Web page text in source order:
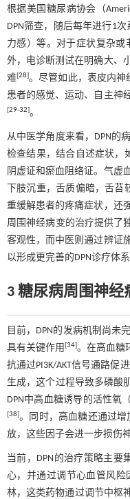
根据美国糖尿病协会（
DPN筛查，随后每年进行1
力感）等。对于症状复杂
外，电诊断测试在明确大、
难[28]。尽管如此，表皮内神
患者的感觉、运动、自主神
[29-32]。
从中医学角度来看，DPN的
检查结果，结合自述症状，
阴虚证和瘀血阻络证。气虚
下肢沉重，舌质偏暗，舌
重缓解患者的疼痛症状，还
周围神经病变的治疗提供了
客观性，而中医则通过辨证
以形成更完善的DPN诊疗体
3 糖尿病周围神
目前，DPN的发病机制尚未
具有关键作用[34]。在高血糖
抗通过PI3K/AKT信号通路促
生成，这个过程导致多磷酸
DPN中高血糖诱导的活性氧
[38]。同时，高血糖还通过增
放，这些因子会进一步损伤
当前，DPN的治疗策略主
心，并通过调节心血管风
林，这类药物通过调节中枢